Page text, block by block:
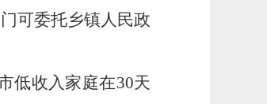
可委托乡镇人民政
低收入家庭在30天